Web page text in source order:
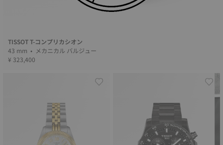
TISSOT T-コンプリカシオン
43 mm • メカニカル バルジュー
¥ 323,400